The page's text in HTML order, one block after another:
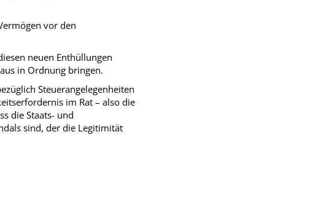
vor den
neuen Enthüllungen
in Ordnung bringen.
Steuerangelegenheiten
im Rat – also die
die Staats- und
sind, der die Legitimität